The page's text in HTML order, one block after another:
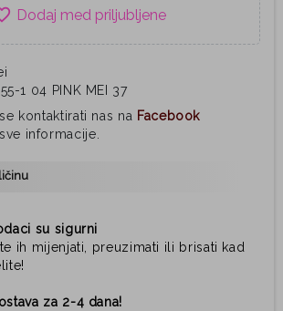
1 04 PINK MEI 37
kontaktirati nas na Facebook
informacije.
su sigurni
ih mijenjati, preuzimati ili brisati kad
za 2-4 dana!